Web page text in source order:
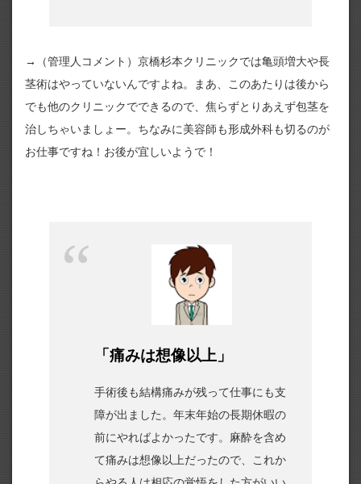
→（管理人コメント）京橋杉本クリニックでは亀頭増大や長
茎術はやっていないんですよね。まあ、このあたりは後から
でも他のクリニックでできるので、焦らずとりあえず包茎を
治しちゃいましょー。ちなみに美容師も形成外科も切るのが
お仕事ですね！お後が宜しいようで！
「痛みは想像以上」
手術後も結構痛みが残って仕事にも支
障が出ました。年末年始の長期休暇の
前にやればよかったです。麻酔を含め
て痛みは想像以上だったので、これか